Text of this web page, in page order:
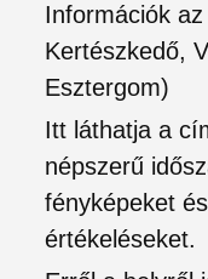
Információk
Kertészkedő,
Esztergom)
Itt láthatja a
népszerű
fényképeket
értékeléseket.